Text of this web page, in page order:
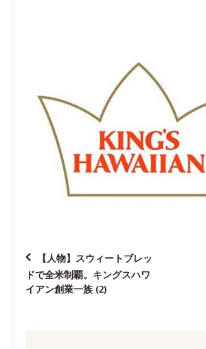
投
稿
【人物】スウィートブレッ
ドで全米制覇。キングスハワ
イアン創業一族 (2)